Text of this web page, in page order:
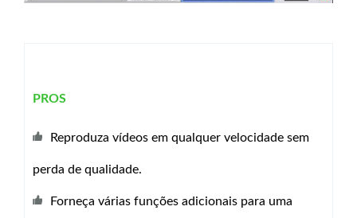
PROS
Reproduza vídeos em qualquer velocidade sem
perda de qualidade.
Forneça várias funções adicionais para uma